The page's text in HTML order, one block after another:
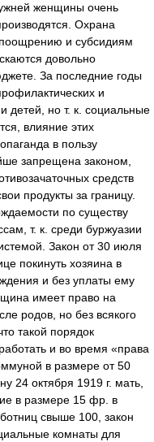
женщины очень
Охрана
поощрению и субсидиям
довольно
За последние годы
и
детей, но т. к. социальные
влияние этих
в пользу
запрещена законом,
средств
продукты за границу.
по существу
т. к. среди буржуазии
Закон от 30 июля
покинуть хозяина в
и без уплаты ему
имеет право на
родов, но без всякого
такой порядок
и во время «права
в размере от 50
24 октября 1919 г. мать,
в размере 15 фр. в
свыше 100, закон
комнаты для